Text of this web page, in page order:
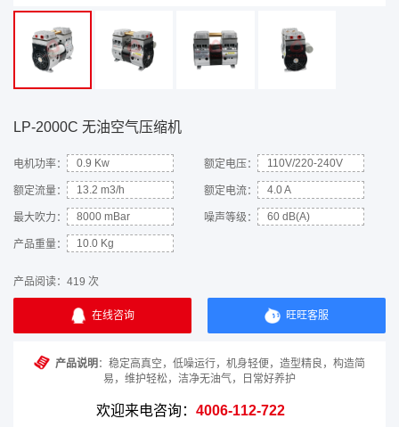
LP-2000C 无油空气压缩机
电机功率： 0.9 Kw 额定电压： 110V/220-240V
额定流量： 13.2 m3/h 额定电流： 4.0 A
最大吹力： 8000 mBar 噪声等级： 60 dB(A)
产品重量： 10.0 Kg
产品阅读： 419 次
在线咨询 旺旺客服
产品说明 ：稳定高真空，低噪运行，机身轻便，造型精良，构造简
易，维护轻松，洁净无油气，日常好养护
欢迎来电咨询： 4006-112-722